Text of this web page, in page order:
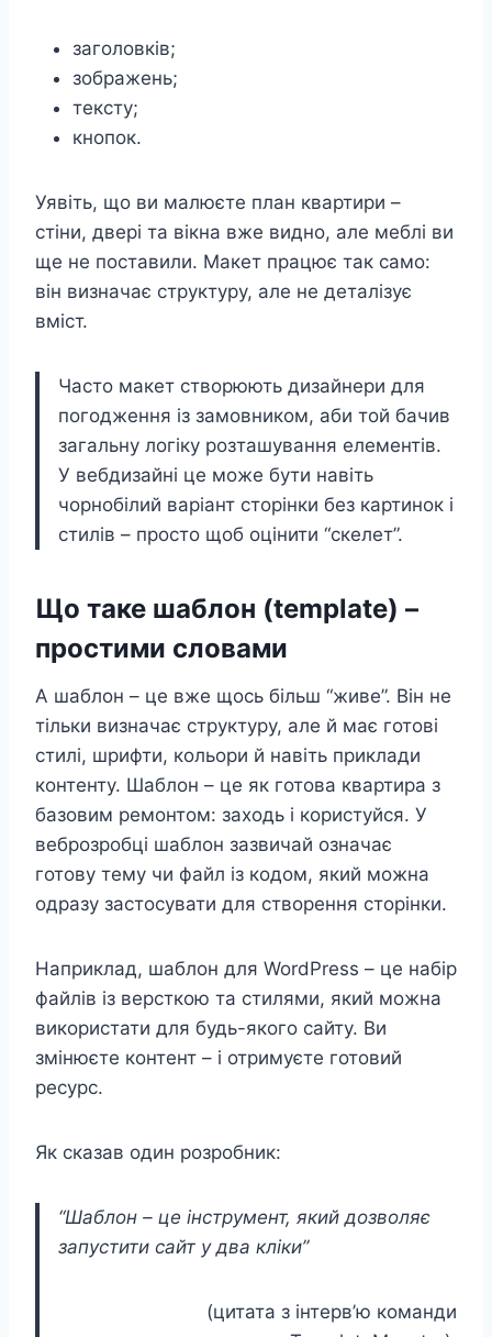
заголовків;
зображень;
тексту;
кнопок.
Уявіть, що ви малюєте план квартири –
стіни, двері та вікна вже видно, але меблі ви
ще не поставили. Макет працює так само:
він визначає структуру, але не деталізує
вміст.
Часто макет створюють дизайнери для
погодження із замовником, аби той бачив
загальну логіку розташування елементів.
У вебдизайні це може бути навіть
чорнобілий варіант сторінки без картинок і
стилів – просто щоб оцінити “скелет”.
Що таке шаблон (template) –
простими словами
А шаблон – це вже щось більш “живе”. Він не
тільки визначає структуру, але й має готові
стилі, шрифти, кольори й навіть приклади
контенту. Шаблон – це як готова квартира з
базовим ремонтом: заходь і користуйся. У
веброзробці шаблон зазвичай означає
готову тему чи файл із кодом, який можна
одразу застосувати для створення сторінки.
Наприклад, шаблон для WordPress – це набір
файлів із версткою та стилями, який можна
використати для будь-якого сайту. Ви
змінюєте контент – і отримуєте готовий
ресурс.
Як сказав один розробник:
“Шаблон – це інструмент, який дозволяє
запустити сайт у два кліки”
(цитата з інтерв’ю команди